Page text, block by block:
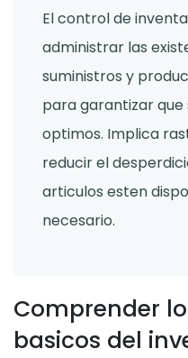
El control de
administrar las
suministros y
para garantizar
optimos. Implica
reducir el
articulos esten
necesario.
Comprender
basicos del